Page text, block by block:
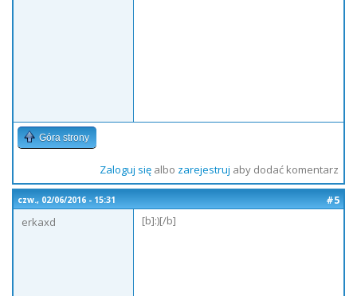
Góra strony
Zaloguj sięalbo zarejestruj aby dodać komentarz
czw., 02/06/2016 - 15:31
#5
erkaxd
[b]:)[/b]